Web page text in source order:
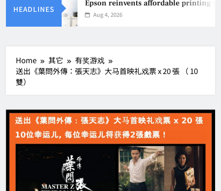
HEADLINES
Epson reinvents affordable printing
Aug 4, 2026
Home 其它
有奖游戏
送出《葉問外傳：張天志》大马首映礼戏票 x 20 張 （ 10
雙）